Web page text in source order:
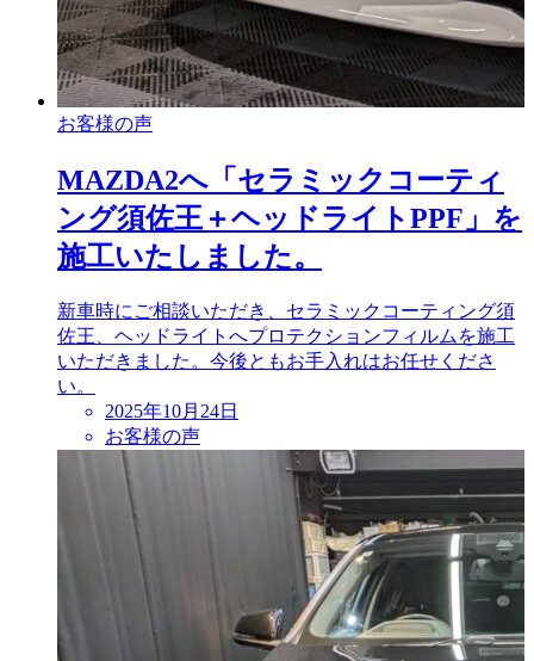
お客様の声
MAZDA2へ「セラミックコーティ
ング須佐王＋ヘッドライトPPF」を
施工いたしました。
新車時にご相談いただき、セラミックコーティング須
佐王、ヘッドライトへプロテクションフィルムを施工
いただきました。今後ともお手入れはお任せくださ
い。
投
稿
日
2025年10月24日
お客様の声